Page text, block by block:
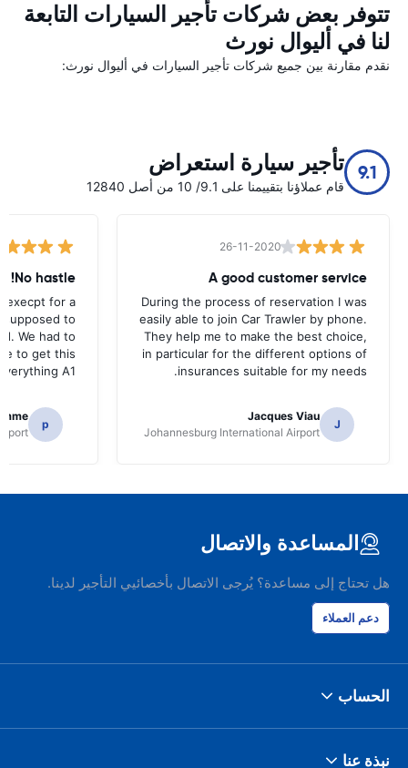
تتوفر بعض شركات تأجير السيارات التابعة
لنا في أليوال نورث
نقدم مقارنة بين جميع شركات تأجير السيارات في أليوال نورث:
9.1 تأجير سيارة استعراض
قام عملاؤنا بتقييمنا على 9.1/ 10 من أصل 12840
26-11-2020
A good customer service
During the process of reservation I was
easily able to join Car Trawler by phone.
They help me to make the best choice,
in particular for the different options of
insurances suitable for my needs.
J
Jacques Viau
Johannesburg International Airport
No hastle!
execpt for a
to
We had to
to get this
A1
p
المساعدة والاتصال
هل تحتاج إلى مساعدة؟ يُرجى الاتصال بأخصائيي التأجير لدينا.
دعم العملاء
الحساب
نبذة عنا